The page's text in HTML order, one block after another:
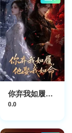
你弃我如履，他娶我如命
0.0